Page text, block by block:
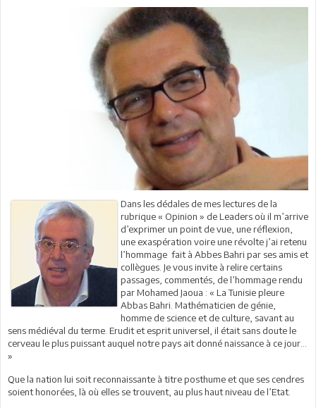
Dans les dédales de mes lectures de la
rubrique « Opinion » de Leaders où il m’arrive
d’exprimer un point de vue, une réflexion,
une exaspération voire une révolte j’ai retenu
l’hommage fait à Abbes Bahri par ses amis et
collègues. Je vous invite à relire certains
passages, commentés, de l’hommage rendu
par Mohamed Jaoua : « La Tunisie pleure
Abbas Bahri. Mathématicien de génie,
homme de science et de culture, savant au
sens médiéval du terme. Erudit et esprit universel, il était sans doute le
cerveau le plus puissant auquel notre pays ait donné naissance à ce jour…
»
Que la nation lui soit reconnaissante à titre posthume et que ses cendres
soient honorées, là où elles se trouvent, au plus haut niveau de l’Etat.